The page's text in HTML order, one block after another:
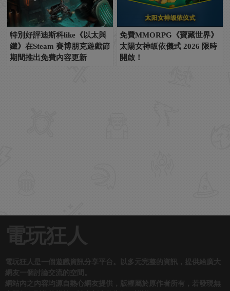
特別好評迪斯科like《以太與
鐵》在Steam 賽博朋克遊戲節
期間推出免費內容更新
免費MMORPG《寶藏世界》
太陽女神皈依儀式 2026 限時
開啟！
電玩狂人
電玩狂人是一個遊戲資訊分享平台。以多元完整的資訊，提供給廣大
網友一個討論交流的空間。
網站內之內容均源自熱心網友提供，版權屬於原作者所有，若發現無